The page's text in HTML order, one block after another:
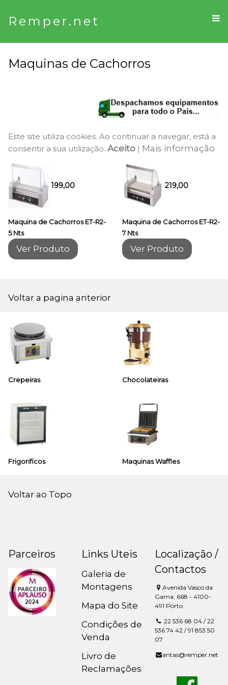
Remper.net
Maquinas de Cachorros
Este site utiliza cookies. Ao continuar a navegar, está a
consentir a sua utilização. Aceito | Mais informação
199,00
Maquina de Cachorros ET-R2-
5 Nts
Ver Produto
219,00
Maquina de Cachorros ET-R2-
7 Nts
Ver Produto
Voltar a pagina anterior
Crepeiras Chocolateiras
Frigorificos Maquinas Waffles
Voltar ao Topo
Parceiros Links Uteis
Galeria de
Montagens
Mapa do Site
Condições de
Venda
Livro de
Reclamações
Localização /
Contactos
Avenida Vasco da
Gama, 668 - 4100-
491 Porto
22 536 68 04 / 22
536 74 42 / 91 853 50
07
antas@remper.net